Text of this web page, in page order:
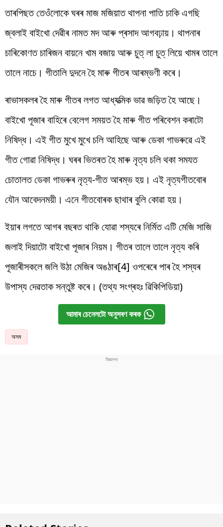
তাৰপিছত তেওঁলোকে ঘৰৰ মাজ মজিয়াত থাপনা পাতি চাকি এগছি
জ্বলাই বাইখো দেৱীৰ নামত মদ আৰু প্ৰসাদ আগবঢ়ায়। থাপনাৰ
চাৰিকোণত চাৰিজন বায়নে খাম বজায় আৰু চুত্ লা চুত্ লিয়ে খামৰ তালে
তালে নাচে। গীতালি দুদনে হৈ মাৰু গীতৰ আৰম্ভণী কৰে।
ৰাভাসকলৰ হৈ মাৰু গীতৰ লগত আধ্যত্মিক ভাৱ জড়িত হৈ আছে।
বাইখো পূজাৰ বাহিৰে বেলেগ সময়ত হৈ মাৰু গীত পৰিবেশন কৰাটো
নিষিদ্ধ। এই গীত মুখে মুখে চলি আহিছে আৰু ডেকা গাভৰুৱে এই
গীত গোৱা নিষিদ্ধ। ঘৰৰ ভিতৰত হৈ মাৰু নৃত্য চলি থকা সমযত
চোতালত ডেকা গাভৰুৰ নৃত্য-গীত আৰম্ভ হয়। এই নৃত্যগীতবোৰ
যৌন আবেদনময়ী। এনে গীতবোৰক ছাথাৰ বুলি কোৱা হয়।
ইয়াৰ লগতে আগৰ বছৰত থাকি যোৱা শস্যৰে নিৰ্মিত এটি মেজি সাজি
জলাই দিয়াটো বাইখো পূজাৰ নিয়ম। গীতৰ তালে তালে নৃত্য কৰি
পূজাৰীসকলে জলি উঠা মেজিৰ অঙঠাৰ[4] ওপৰেৰে পাৰ হৈ শস্যৰ
উপাস্য দেৱতাক সন্তুষ্ট কৰে। (তথ্য সংগ্ৰহঃ ৱিকিপিডিয়া)
আমাৰ চেনেলটো অনুসৰণ কৰক
অসম